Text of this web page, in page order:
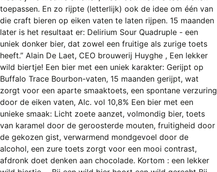
Topmenu
INLOGGEN
REGISTREREN
ADVERTEREN
MELDPUNT
PERS/PUBLICATIES
FACEBOOK
LINKS
toepassen. En zo rijpte (letterlijk) ook de idee om één van
die craft bieren op eiken vaten te laten rijpen. 15 maanden
later is het resultaat er: Delirium Sour Quadruple - een
uniek donker bier, dat zowel een fruitige als zurige toets
heeft.” Alain De Laet, CEO brouwerij Huyghe , Een lekker
wild biertje! Een bier met een uniek karakter: Gerijpt op
Buffalo Trace Bourbon-vaten, 15 maanden gerijpt, wat
zorgt voor een aparte smaaktoets, een spontane verzuring
door de eiken vaten, Alc. vol 10,8% Een bier met een
unieke smaak: Licht zoete aanzet, volmondig bier, toets
van karamel door de geroosterde mouten, fruitigheid door
de gekozen gist, verwarmend mondgevoel door de
alcohol, een zure toets zorgt voor een mooi contrast,
afdronk doet denken aan chocolade. Kortom : een lekker